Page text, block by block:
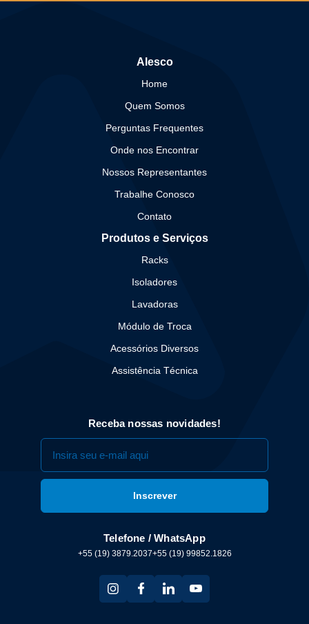
Alesco
Home
Quem Somos
Perguntas Frequentes
Onde nos Encontrar
Nossos Representantes
Trabalhe Conosco
Contato
Produtos e Serviços
Racks
Isoladores
Lavadoras
Módulo de Troca
Acessórios Diversos
Assistência Técnica
Receba nossas novidades!
Telefone / WhatsApp
+55 (19) 3879.2037+55 (19) 99852.1826